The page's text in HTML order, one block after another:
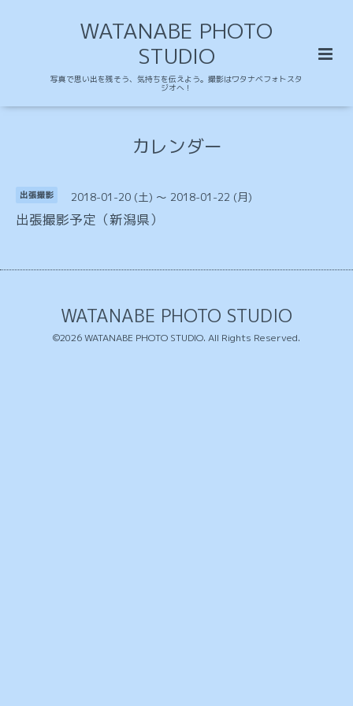
WATANABE PHOTO
STUDIO
写真で思い出を残そう、気持ちを伝えよう。撮影はワタナベフォトスタ
ジオへ！
カレンダー
出張撮影 2018-01-20 (土) ～ 2018-01-22 (月)
出張撮影予定（新潟県）
WATANABE PHOTO STUDIO
©2026WATANABE PHOTO STUDIO. All Rights Reserved.